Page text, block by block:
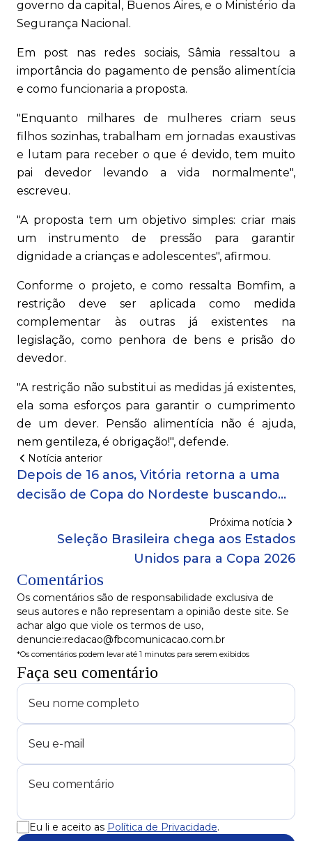
governo da capital, Buenos Aires, e o Ministério da
Segurança Nacional.
Em post nas redes sociais, Sâmia ressaltou a
importância do pagamento de pensão alimentícia
e como funcionaria a proposta.
"Enquanto milhares de mulheres criam seus
filhos sozinhas, trabalham em jornadas exaustivas
e lutam para receber o que é devido, tem muito
pai devedor levando a vida normalmente",
escreveu.
"A proposta tem um objetivo simples: criar mais
um instrumento de pressão para garantir
dignidade a crianças e adolescentes", afirmou.
Conforme o projeto, e como ressalta Bomfim, a
restrição deve ser aplicada como medida
complementar às outras já existentes na
legislação, como penhora de bens e prisão do
devedor.
"A restrição não substitui as medidas já existentes,
ela soma esforços para garantir o cumprimento
de um dever. Pensão alimentícia não é ajuda,
nem gentileza, é obrigação!", defende.
Notícia anterior
Depois de 16 anos, Vitória retorna a uma
decisão de Copa do Nordeste buscando
Próxima notícia
Seleção Brasileira chega aos Estados
Unidos para a Copa 2026
Comentários
Os comentários são de responsabilidade exclusiva de
seus autores e não representam a opinião deste site. Se
achar algo que viole os termos de uso,
denuncie:redacao@fbcomunicacao.com.br
*Os comentários podem levar até 1 minutos para serem exibidos
Faça seu comentário
Eu li e aceito as Política de Privacidade.